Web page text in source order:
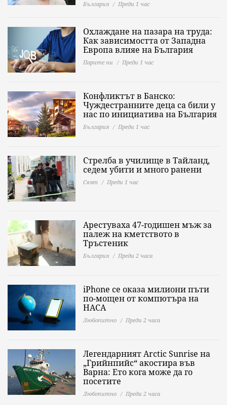
България Преди 1 час
Охлаждане на пазара на труда:
Как зависимостта от Западна
Европа влияе на България
Парите ни Преди 1 час
Конфликтът в Банско:
Чуждестранните деца са били у
нас по инициатива на България
България Преди 1 час
Стрелба в училище в Тайланд,
седем убити и много ранени
Свят Преди 1 час
Арестуваха 47-годишен мъж за
палеж на кметството в
Тръстеник
България Преди 2 часа
iPhone се оказа милиони пъти
по-мощен от компютъра на
НАСА
Любопитно Преди 2 часа
Легендарният Arctic Sunrise на
„Грийнпийс“ акостира във
Варна: Ето кога може да го
посетите
Любопитно Преди 2 часа